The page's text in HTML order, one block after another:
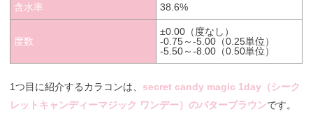
含水率 38.6%
度数
±0.00（度なし）
-0.75～-5.00（0.25単位）
-5.50～-8.00（0.50単位）
1つ目に紹介するカラコンは、 secret candy magic 1day（シーク
レットキャンディーマジック ワンデー）のバターブラウンです。